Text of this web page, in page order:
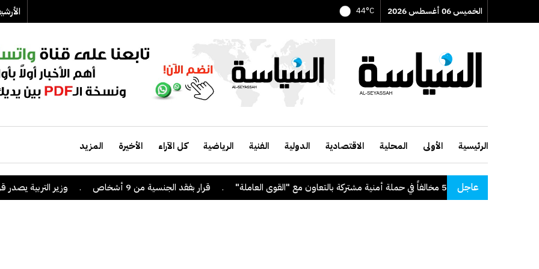
الخميس 06 أغسطس 2026 44°C
الرئيسية الأولى المحلية الاقتصادية الدولية الفنية الرياضية كل الآراء الأخيرة المزيد
عاجل . قرار بفقد الجنسية من 9 أشخاص . وزير التربية يصدر قراراً